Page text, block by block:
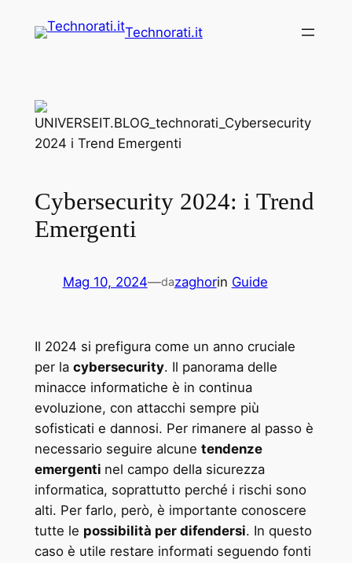
Technorati.it
Cybersecurity 2024: i Trend
Emergenti
Mag 10, 2024—dazaghorin Guide
Il 2024 si prefigura come un anno cruciale
per la cybersecurity. Il panorama delle
minacce informatiche è in continua
evoluzione, con attacchi sempre più
sofisticati e dannosi. Per rimanere al passo è
necessario seguire alcune tendenze
emergenti nel campo della sicurezza
informatica, soprattutto perché i rischi sono
alti. Per farlo, però, è importante conoscere
tutte le possibilità per difendersi. In questo
caso è utile restare informati seguendo fonti